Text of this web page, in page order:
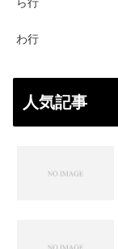
わ行
人気記事